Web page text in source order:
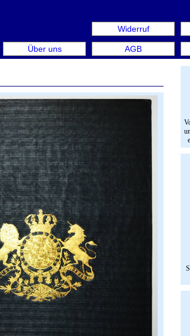
Widerruf
AGB
Über uns
aus: Rare Book Week Berlin.